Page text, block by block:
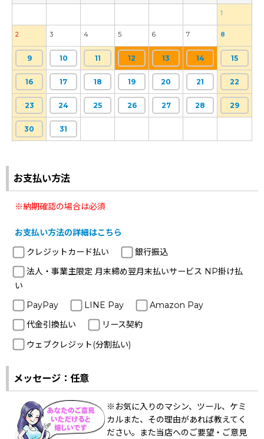
1
2 3 4 5 6 7 8
9 10 11 12 13 14 15
16 17 18 19 20 21 22
23 24 25 26 27 28 29
30 31
お支払い方法
※納期確認の場合は必須
お支払い方法の詳細はこちら
クレジットカード払い
銀行振込
法人・事業主限定 月末締め翌月末払いサービス NP掛け払
い
PayPay
LINE Pay
Amazon Pay
代金引換払い
リース契約
ウェブクレジット(分割払い)
メッセージ：任意
※お気に入りのマシン、ツール、ケミ
カルまた、その理由があれば教えてく
ださい。また当店へのご要望・ご意見